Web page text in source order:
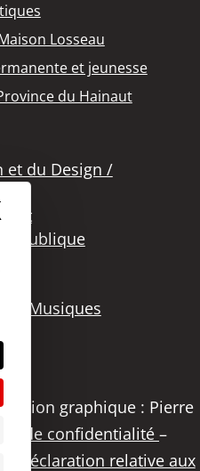
Masquer le
Losseau
et jeunesse
du Hainaut
et du Design /
Publique
et Musiques
graphique : Pierre
de confidentialité –
Déclaration relative aux